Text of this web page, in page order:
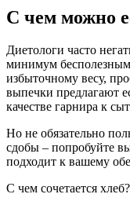
С чем можно
Диетологи часто
минимум
избыточному весу,
выпечки предлагают
качестве гарнира к
Но не обязательно
сдобы – попробуйте
подходит к вашему
С чем сочетается хлеб?